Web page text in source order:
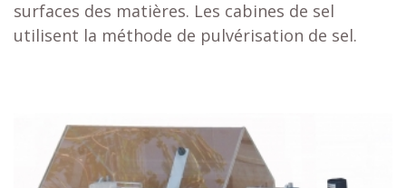
surfaces des matières. Les cabines de sel
utilisent la méthode de pulvérisation de sel.